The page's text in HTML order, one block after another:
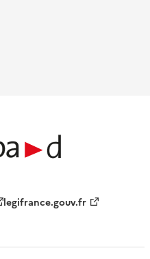
legifrance.gouv.fr